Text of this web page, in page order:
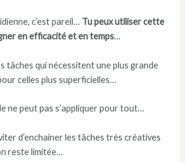
c’est pareil… Tu peux utiliser cette
en efficacité et en temps…
tâches qui nécessitent une plus grande
celles plus superficielles…
ne peut pas s’appliquer pour tout…
d’enchainer les tâches très créatives
reste limitée…